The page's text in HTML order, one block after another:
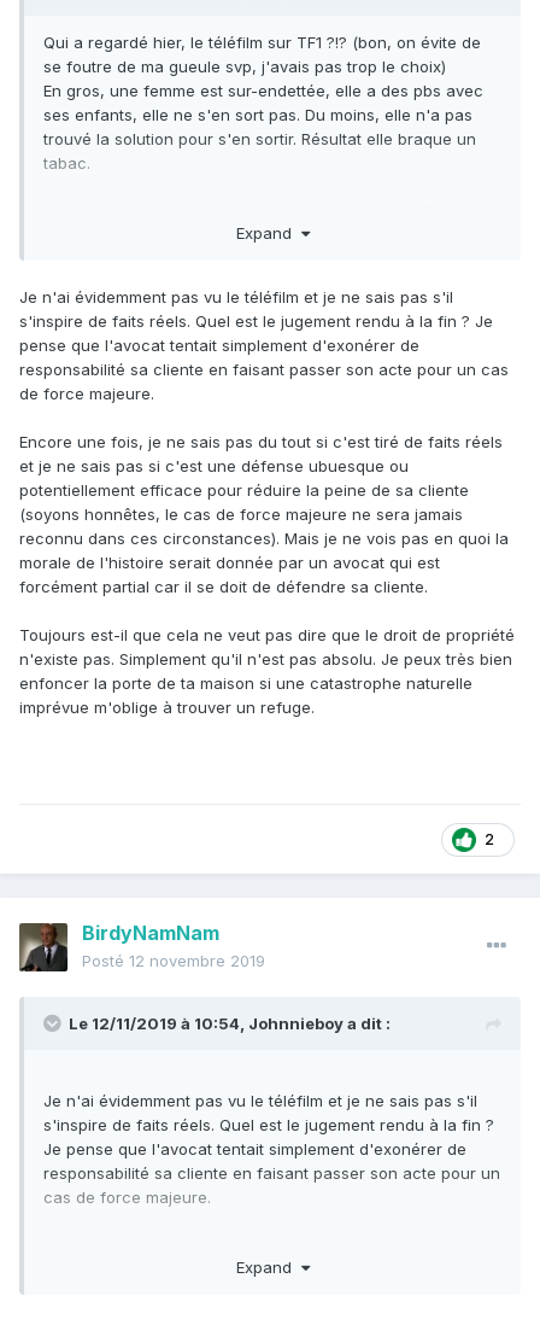
Qui a regardé hier, le téléfilm sur TF1 ?!? (bon, on évite de
se foutre de ma gueule svp, j'avais pas trop le choix)
En gros, une femme est sur-endettée, elle a des pbs avec
ses enfants, elle ne s'en sort pas. Du moins, elle n'a pas
trouvé la solution pour s'en sortir. Résultat elle braque un
tabac.
l'avocat à la fin (forcément issu des minorités) est qu'il est
dans le pétrin. Evidemment on ne saura pas si cette brave
personne s'est mise dans la panade seule et son propre
niveau de responsabilité. C'estlafauteàlasociété. Avec
toutes les pleurnicheries qui vont bien, évidemment.
1. Le droit de propriété n'existe pas, puisqu'une personne
qui est plus de besoin que vous a parfaitement le droit de
vous braquer.
2. battez votre coulpe et culpabilisez méchant bourgeois,
vous ne donnez pas assez.
Tout ceci à une heure de grande écoute, bien entendu.
Expand
Je n'ai évidemment pas vu le téléfilm et je ne sais pas s'il
s'inspire de faits réels. Quel est le jugement rendu à la fin ? Je
pense que l'avocat tentait simplement d'exonérer de
responsabilité sa cliente en faisant passer son acte pour un cas
de force majeure.
Encore une fois, je ne sais pas du tout si c'est tiré de faits réels
et je ne sais pas si c'est une défense ubuesque ou
potentiellement efficace pour réduire la peine de sa cliente
(soyons honnêtes, le cas de force majeure ne sera jamais
reconnu dans ces circonstances). Mais je ne vois pas en quoi la
morale de l'histoire serait donnée par un avocat qui est
forcément partial car il se doit de défendre sa cliente.
Toujours est-il que cela ne veut pas dire que le droit de propriété
n'existe pas. Simplement qu'il n'est pas absolu. Je peux très bien
enfoncer la porte de ta maison si une catastrophe naturelle
imprévue m'oblige à trouver un refuge.
2
BirdyNamNam
Posté 12 novembre 2019
Le 12/11/2019 à 10:54, Johnnieboya dit :
Je n'ai évidemment pas vu le téléfilm et je ne sais pas s'il
s'inspire de faits réels. Quel est le jugement rendu à la fin ?
Je pense que l'avocat tentait simplement d'exonérer de
responsabilité sa cliente en faisant passer son acte pour un
cas de force majeure.
réels et je ne sais pas si c'est une défense ubuesque ou
Expand